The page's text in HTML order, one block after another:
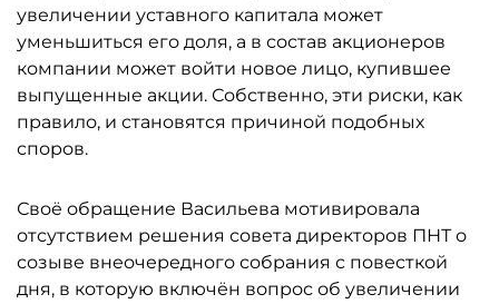
увеличении уставного капитала может
уменьшиться его доля, а в состав акционеров
компании может войти новое лицо, купившее
выпущенные акции. Собственно, эти риски, как
правило, и становятся причиной подобных
споров.
Своё обращение Васильева мотивировала
отсутствием решения совета директоров ПНТ о
созыве внеочередного собрания с повесткой
дня, в которую включён вопрос об увеличении